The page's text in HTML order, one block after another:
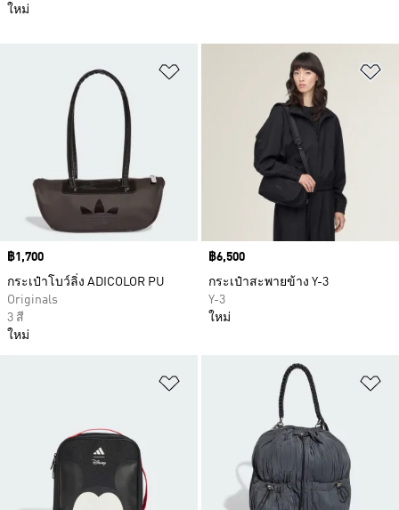
เพิ่มไปยังรายการสินค้าโปรด
Price
฿1,700
กระเป๋าโบว์ลิ่ง ADICOLOR PU
Originals
3 สี
ใหม่
Price
฿6,500
กระเป๋าสะพายข้าง Y-3
Y-3
ใหม่
เพิ่มไปยังรายการสินค้าโปรด
ใหม่